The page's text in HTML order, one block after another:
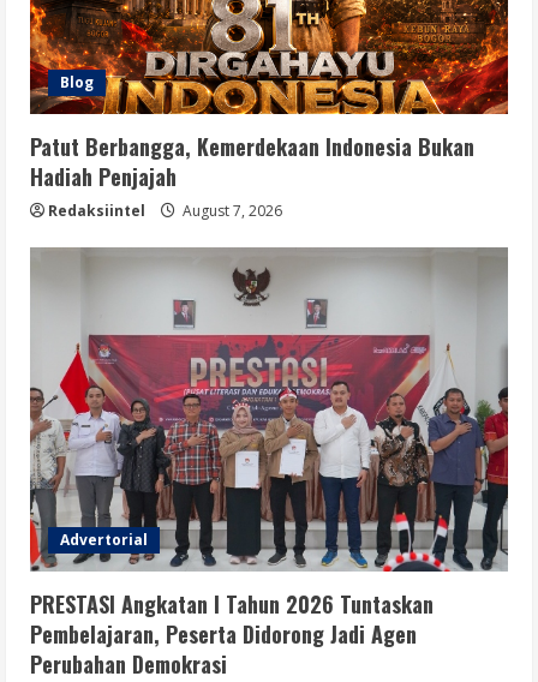
Blog
Patut Berbangga, Kemerdekaan Indonesia Bukan
Hadiah Penjajah
Redaksiintel August 7, 2026
Advertorial
PRESTASI Angkatan I Tahun 2026 Tuntaskan
Pembelajaran, Peserta Didorong Jadi Agen
Perubahan Demokrasi